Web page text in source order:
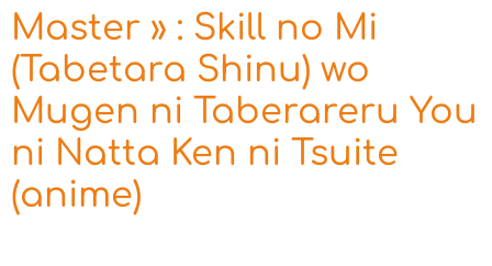
Master » : Skill no Mi
(Tabetara Shinu) wo
Mugen ni Taberareru You
ni Natta Ken ni Tsuite
(anime)